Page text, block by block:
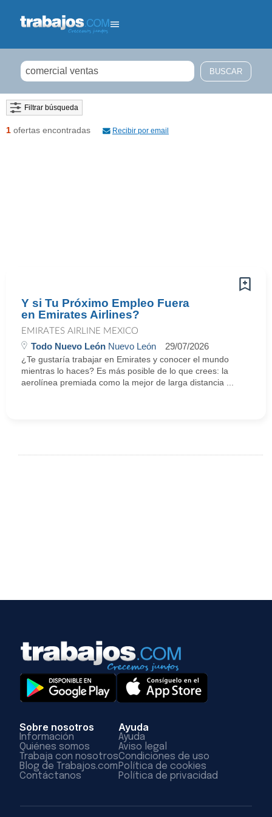
Filtrar búsqueda
1 ofertas encontradas Recibir por email
Y si Tu Próximo Empleo Fuera
en Emirates Airlines?
EMIRATES AIRLINE MEXICO
Todo Nuevo León Nuevo León 29/07/2026
¿Te gustaría trabajar en Emirates y conocer el mundo
mientras lo haces? Es más posible de lo que crees: la
aerolínea premiada como la mejor de larga distancia ...
Sobre nosotros
Información
Quiénes somos
Trabaja con nosotros
Blog de Trabajos.com
Contáctanos
Ayuda
Ayuda
Aviso legal
Condiciones de uso
Política de cookies
Política de privacidad